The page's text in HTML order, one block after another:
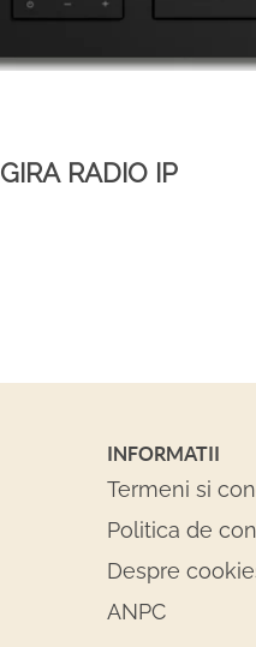
GIRA RADIO IP
INFORMATII
Termeni si
Politica de
Despre
ANPC